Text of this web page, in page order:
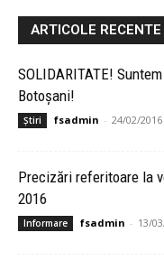
ARTICOLE RECENTE
SOLIDARITATE!
Botoşani!
Știri fsadmin - 24/02/2016
Precizări referitoare la
2016
Informare fsadmin - 13/